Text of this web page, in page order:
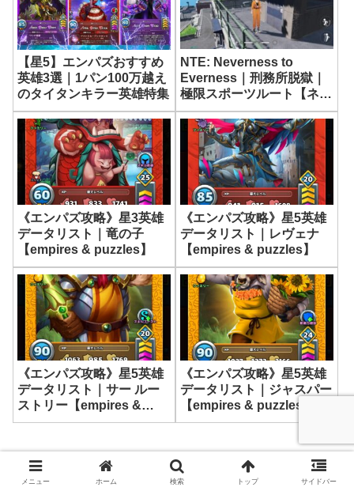
【星5】エンパズおすすめ
英雄3選｜1パン100万越え
のタイタンキラー英雄特集
NTE: Neverness to
Everness｜刑務所脱獄｜
極限スポーツルート【ネバ
エバ】
《エンパズ攻略》星3英雄
データリスト｜竜の子
【empires & puzzles】
《エンパズ攻略》星5英雄
データリスト｜レヴェナ
【empires & puzzles】
《エンパズ攻略》星5英雄
データリスト｜サー ルー
ストリー【empires &
puzzles】
《エンパズ攻略》星5英雄
データリスト｜ジャスパー
【empires & puzzles】
スポンサーリンク
メニュー ホーム 検索 トップ サイドバー